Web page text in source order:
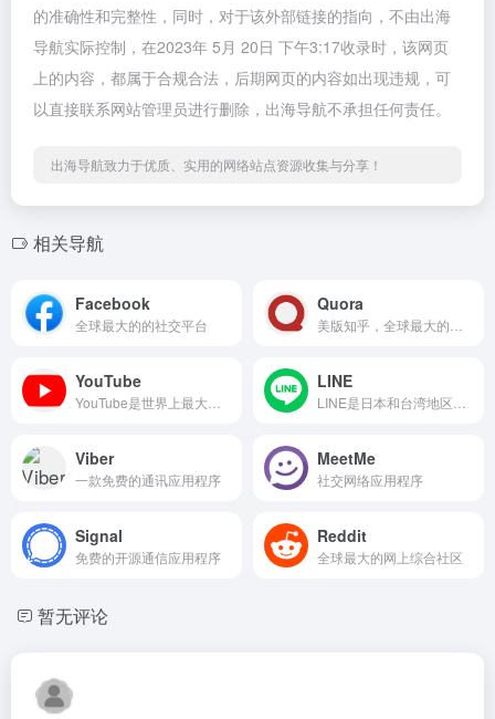
的准确性和完整性，同时，对于该外部链接的指向，不由出海
导航实际控制，在2023年 5月 20日 下午3:17收录时，该网页
上的内容，都属于合规合法，后期网页的内容如出现违规，可
以直接联系网站管理员进行删除，出海导航不承担任何责任。
出海导航致力于优质、实用的网络站点资源收集与分享！
相关导航
Facebook
全球最大的的社交平台
Quora
YouTube LINE
Viber
一款免费的通讯应用程序
MeetMe
社交网络应用程序
Signal
免费的开源通信应用程序
Reddit
全球最大的网上综合社区
暂无评论